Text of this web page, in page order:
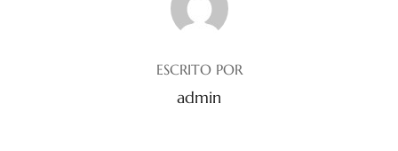
ESCRITO POR
admin